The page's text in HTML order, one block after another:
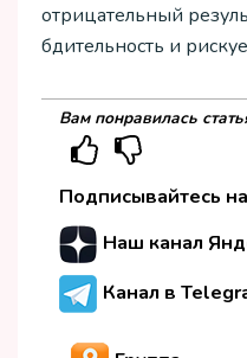
отрицательный
бдительность и
Вам понравилась
Подписывайтесь
Наш канал
Канал в